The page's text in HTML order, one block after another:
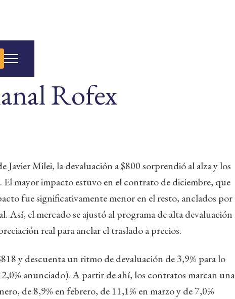
Rofex
Javier Milei, la devaluación a $800 sorprendió al alza y los
mayor impacto estuvo en el contrato de diciembre, que
fue significativamente menor en el resto, anclados por
Así, el mercado se ajustó al programa de alta devaluación
real para anclar el traslado a precios.
y descuenta un ritmo de devaluación de 3,9% para lo
anunciado). A partir de ahí, los contratos marcan una
de 8,9% en febrero, de 11,1% en marzo y de 7,0%